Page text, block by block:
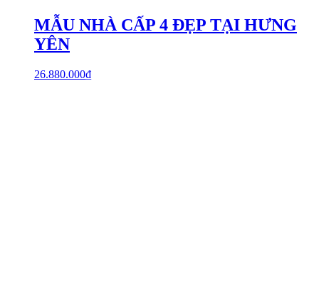
MẪU NHÀ CẤP 4 ĐẸP TẠI HƯNG
YÊN
26.880.000₫